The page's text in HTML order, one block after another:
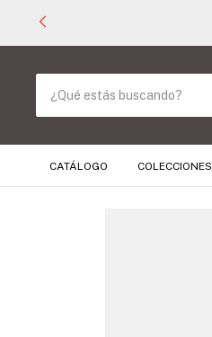
CATÁLOGO COLECCIONES